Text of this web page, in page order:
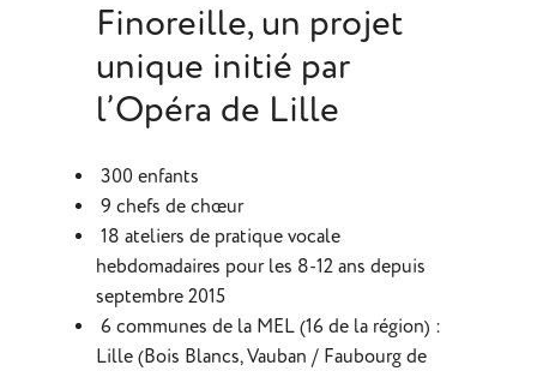
Finoreille, un projet
unique initié par
l’Opéra de Lille
300 enfants
9 chefs de chœur
18 ateliers de pratique vocale
hebdomadaires pour les 8-12 ans depuis
septembre 2015
6 communes de la MEL (16 de la région) :
Lille (Bois Blancs, Vauban / Faubourg de